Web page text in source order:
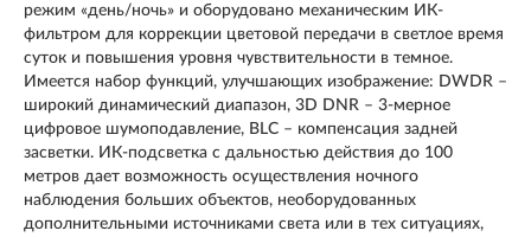
режим «день/ночь» и оборудовано механическим ИК-
фильтром для коррекции цветовой передачи в светлое время
суток и повышения уровня чувствительности в темное.
Имеется набор функций, улучшающих изображение: DWDR –
широкий динамический диапазон, 3D DNR – 3-мерное
цифровое шумоподавление, BLC – компенсация задней
засветки. ИК-подсветка с дальностью действия до 100
метров дает возможность осуществления ночного
наблюдения больших объектов, необорудованных
дополнительными источниками света или в тех ситуациях,